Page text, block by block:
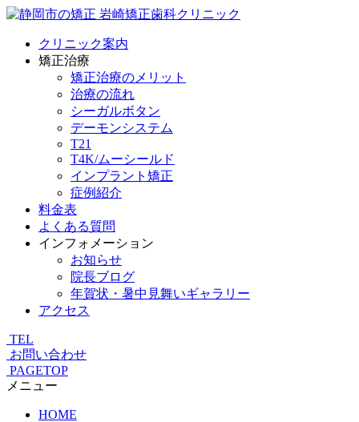
クリニック案内
矯正治療
矯正治療のメリット
治療の流れ
シーガルボタン
デーモンシステム
T21
T4K/ムーシールド
インプラント矯正
症例紹介
料金表
よくある質問
インフォメーション
お知らせ
院長ブログ
年賀状・暑中見舞いギャラリー
アクセス
TEL
お問い合わせ
PAGETOP
メニュー
HOME